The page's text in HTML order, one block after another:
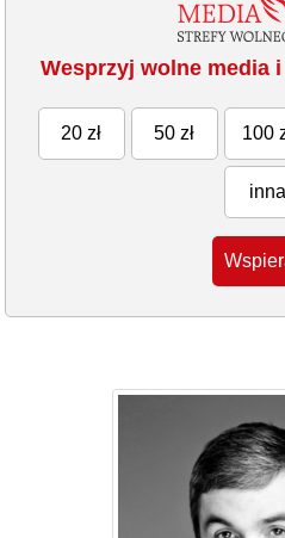
Wesprzyj wolne media
20 zł 50 zł 100
inna